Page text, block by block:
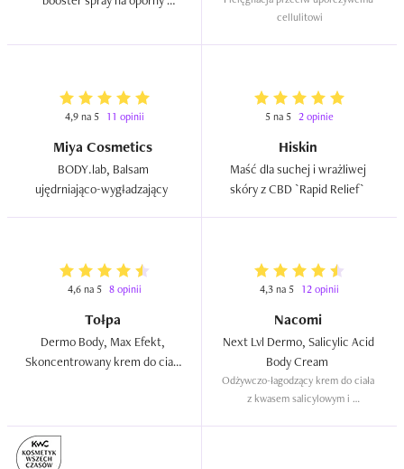
cellulitowi
4,9 na 5 11 opinii
Miya Cosmetics
BODY.lab, Balsam
5 na 5 2 opinie
Hiskin
Maść dla suchej i wrażliwej
4,6 na 5 8 opinii
Tołpa
Dermo Body, Max Efekt,
Skoncentrowany krem do ciała
4,3 na 5 12 opinii
Nacomi
Next Lvl Dermo, Salicylic Acid
Odżywczo-łagodzący krem do ciała
z kwasem salicylowym i